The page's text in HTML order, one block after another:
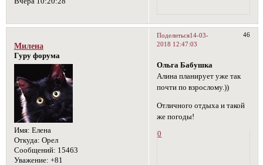
Поделиться 46
14-03-
2018 12:47:03
Милена
Гуру форума
Имя: Елена
Откуда: Орел
Сообщений: 15463
Уважение: +81
Ольга Бабушка
Алина планирует уже так
почти по взрослому.))
Отличного отдыха и такой
же погоды!
0